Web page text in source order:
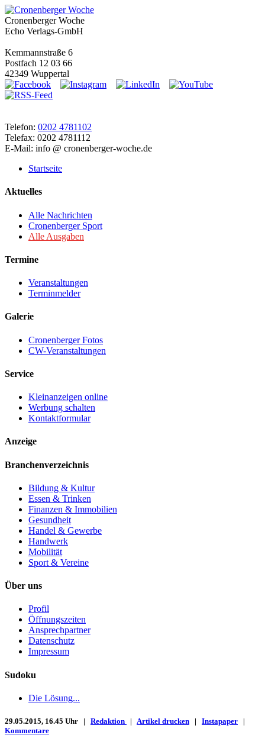
Cronenberger Woche
Echo Verlags-GmbH
Kemmannstraße 6
Postfach 12 03 66
42349 Wuppertal
Telefon: 0202 4781102
Telefax: 0202 4781112
E-Mail: info @ cronenberger-woche.de
Startseite
Aktuelles
Alle Nachrichten
Cronenberger Sport
Alle Ausgaben
Termine
Veranstaltungen
Terminmelder
Galerie
Cronenberger Fotos
CW-Veranstaltungen
Service
Kleinanzeigen online
Werbung schalten
Kontaktformular
Anzeige
Branchenverzeichnis
Bildung & Kultur
Essen & Trinken
Finanzen & Immobilien
Gesundheit
Handel & Gewerbe
Handwerk
Mobilität
Sport & Vereine
Über uns
Profil
Öffnungszeiten
Ansprechpartner
Datenschutz
Impressum
Sudoku
Die Lösung...
29.05.2015, 16.45 Uhr | Redaktion | Artikel drucken | Instapaper |
Kommentare